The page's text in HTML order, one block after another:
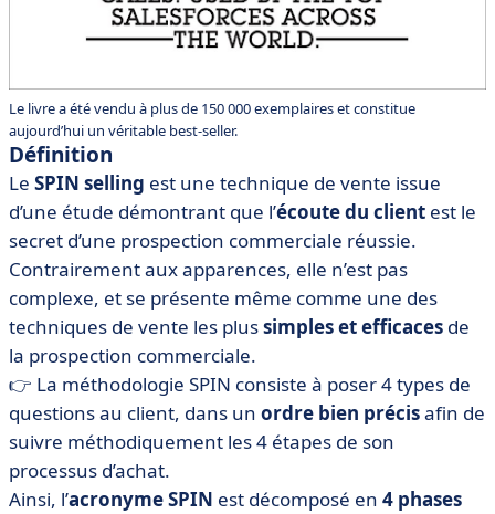
Le livre a été vendu à plus de 150 000 exemplaires et constitue
aujourd’hui un véritable best-seller.
Définition
Le SPIN selling est une technique de vente issue
d’une étude démontrant que l’écoute du client est le
secret d’une prospection commerciale réussie.
Contrairement aux apparences, elle n’est pas
complexe, et se présente même comme une des
techniques de vente les plussimples et efficaces de
la prospection commerciale.
👉 La méthodologie SPIN consiste à poser 4 types de
questions au client, dans un ordre bien précisafin de
suivre méthodiquement les 4 étapes de son
processus d’achat.
Ainsi, l’acronyme SPIN est décomposé en 4 phases